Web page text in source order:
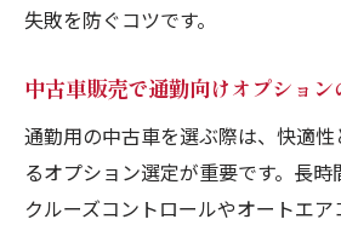
失敗を防ぐコツです。
中古車販売で通勤向けオプション
通勤用の中古車を選ぶ際は、快適
るオプション選定が重要です。長
クルーズコントロールやオートエ